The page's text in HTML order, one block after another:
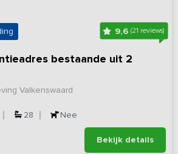
9,6(21 reviews)
bestaande uit 2
Valkenswaard
28 Nee
Bekijk details